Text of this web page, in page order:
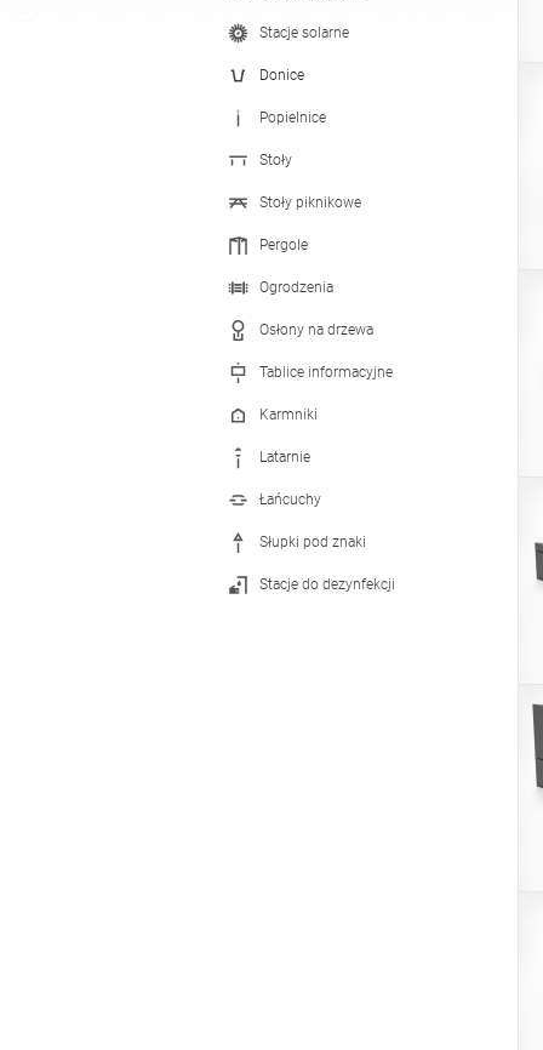
Stacje do dezynfekcji Stacje solarne
Donice
Popielnice
Stoły
Stoły piknikowe
Pergole
Ogrodzenia
Osłony na drzewa
Tablice informacyjne
Karmniki
Latarnie
Łańcuchy
Słupki pod znaki
Stacje do dezynfekcji